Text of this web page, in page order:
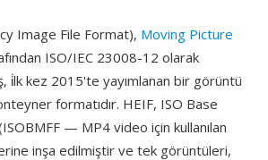
Image File Format), Moving Picture
ISO/IEC 23008-12 olarak
i̇lk kez 2015'te yayımlanan bir görüntü
formatıdır. HEIF, ISO Base
— MP4 video için kullanılan
inşa edilmiştir ve tek görüntüleri,